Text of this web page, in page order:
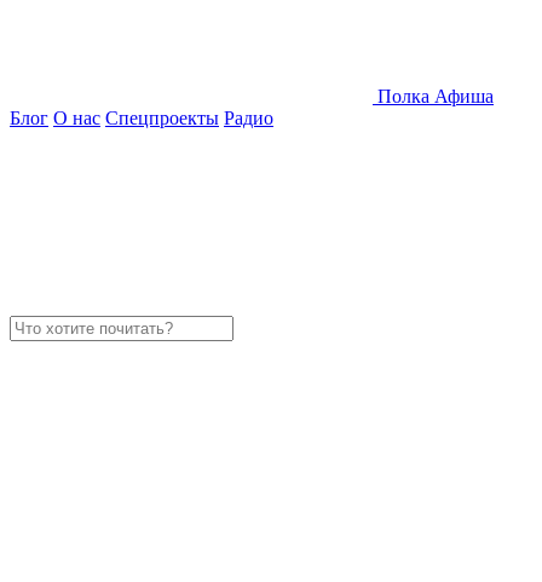
Полка Афиша
Блог О нас Спецпроекты Радио